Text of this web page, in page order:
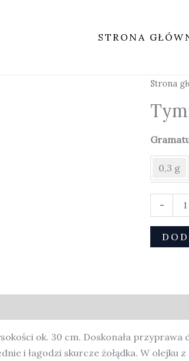
STRONA
Strona
0,3 g
-
ilość
ok. 30 cm. Doskonała przyprawa
i łagodzi skurcze żołądka. W